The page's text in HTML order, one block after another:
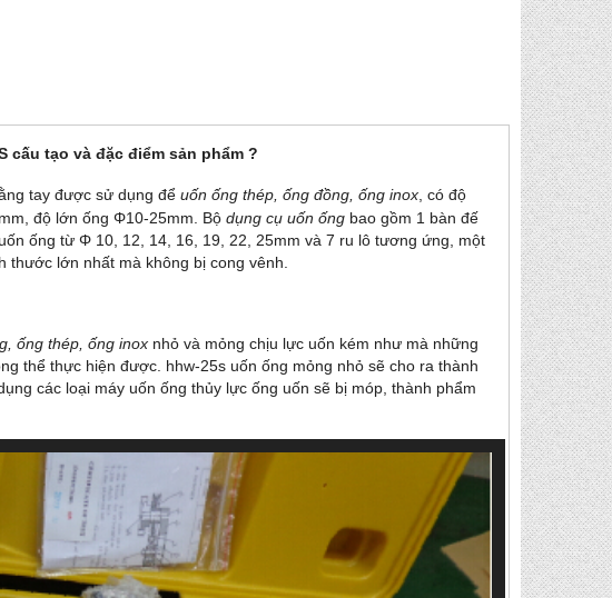
cấu tạo và đặc điểm sản phẩm ?
tay được sử dụng để uốn ống thép, ống đồng, ống inox , có độ
độ lớn ống Φ10-25mm. Bộ dụng cụ uốn ống bao gồm 1 bàn đế
ống từ Φ 10, 12, 14, 16, 19, 22, 25mm và 7 ru lô tương ứng, một
lớn nhất mà không bị cong vênh.
ống thép, ống inox nhỏ và mỏng chịu lực uốn kém như mà những
thể thực hiện được. hhw-25s uốn ống mỏng nhỏ sẽ cho ra thành
các loại máy uốn ống thủy lực ống uốn sẽ bị móp, thành phẩm